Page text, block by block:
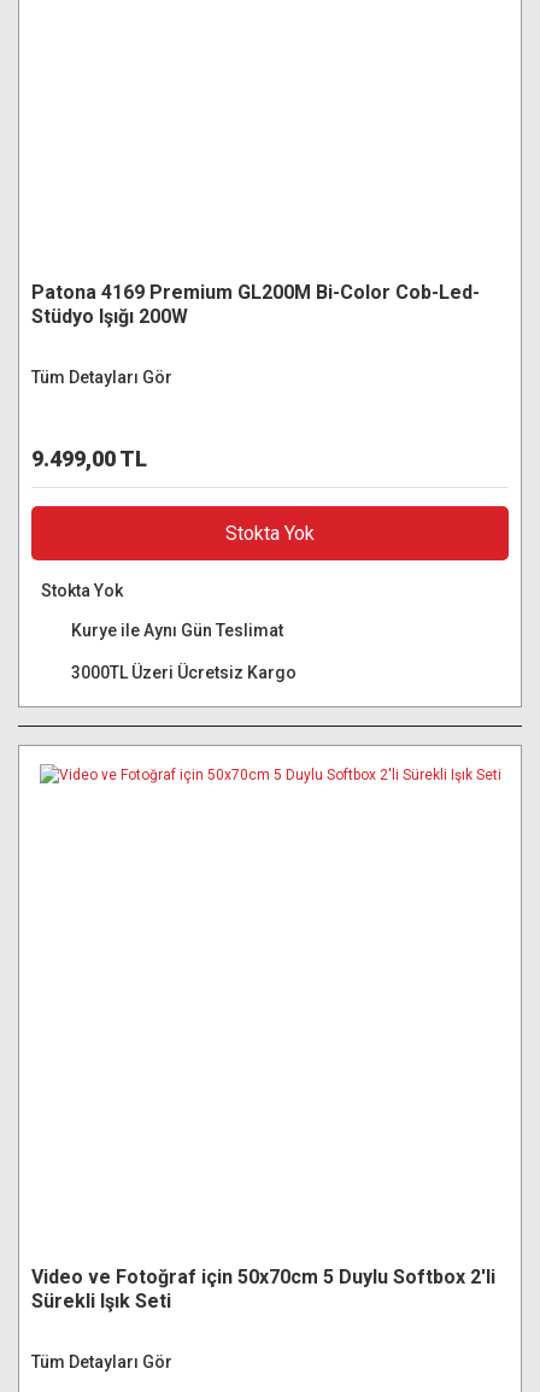
Patona 4169 Premium GL200M Bi-Color Cob-Led-
Stüdyo Işığı 200W
Tüm Detayları Gör
9.499,00 TL
Stokta Yok
Stokta Yok
Kurye ile Aynı Gün Teslimat
3000TL Üzeri Ücretsiz Kargo
Video ve Fotoğraf için 50x70cm 5 Duylu Softbox 2'li
Sürekli Işık Seti
Tüm Detayları Gör